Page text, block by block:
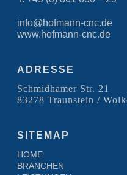
info@hofmann-cnc.de
www.hofmann-cnc.de
ADRESSE
Schmidhamer Str. 21
83278 Traunstein /
SITEMAP
HOME
BRANCHEN